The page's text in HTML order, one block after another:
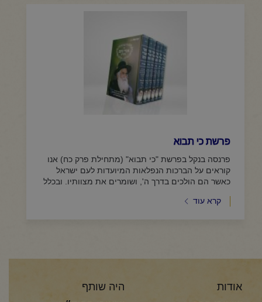
פרשת כי תבוא
פרנסה בנקל בפרשת "כי תבוא" (מתחילת פרק כח) אנו
קוראים על הברכות הנפלאות המיועדות לעם ישראל
כאשר הם הולכים בדרך ה', ושומרים את מצוותיו. ובכלל
קרא עוד
אודות
היה שותף